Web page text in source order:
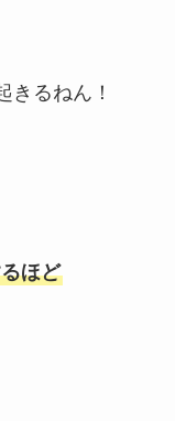
きるねん！
ほど